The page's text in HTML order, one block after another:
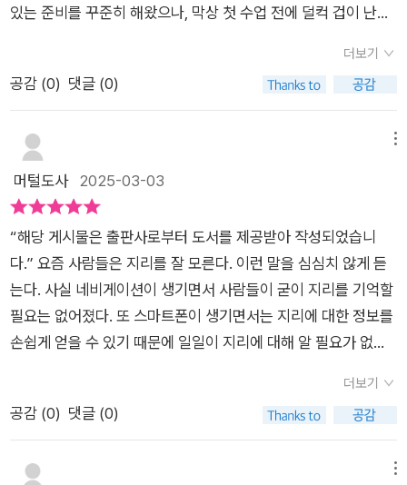
풀어냈다.예를 들어, “지리가 축제 문화를 만들었다”, “집 형태만
아의 공통점과 차이점은?”, “전체 인구의 대부분이 외국국인 나
라가 있다고?”, “경제가 성장하면 사람들은 도시로 몰려든
다?”와 같이 우리의 삶과 밀접한 질문들에 대해 지리는 명확한
답을 제시해준다.무엇보다 이 책은 어려운 이론이나 복잡한 용어
없이 누구나 쉽게 이해할 수 있도록 설명한다. 학생뿐만 아니라,
지리에 관심이 있는 누구라도 재미있게 읽을 수 있는 친절한 안내
다. 이 책을 읽고 나면, 주변을 바라보는 눈이 달라질 것이다.ㅡ'글
담출판사'를 통해 도서 협찬을 받아서 주관적으로 작성한 리뷰입
니다.​[작성자]인스타 #하놀 @hagonolza블로그 https://blog.
naver.com/hagonolza84방탄소년단은 수도 리야드 현지 스타
디움에서 공연한 최초의 해외 가수라는 기록을 세웠습니다. 세계
화의 상징이기도 한 방탄소년단이 공연했다는 사실은 그동안 이
슬람권을 제외한 국가에 대해서는 상당히 폐쇄적인 모습을 보인
준 사건이기도 합니다.- P66
뉴질랜드의 문화 공존 사례를 통해 다문화주의를 배우고, 한국
의 지방 소멸 현상을 통해 인구 문제의 심각성을 깨닫게 한다. '우
리나라 촌락 지역의 급격한 인구 감소와 저출생은 '지방 소멸'이
의 인구가 감소해 사회 기반 시설과 생활 서비스 공급 부족, 생활
의 어려움 등으로 공동체가 제대로 기능하기 어려운 상태를 말합
니다.' 이처럼 책은 지리적 현상이 단순한 자연 환경의 문제가 아
닌 사회, 문화, 정치, 경제와 얽혀 있음을 명확히 보여준다. 갯벌
의 가치 변화에 대한 내용은 지리적 인식의 변화를 잘 보여준다.
'우리나라는 1960년대 이후 본격적으로 산업화를 추진하면서 많
은 갯벌을 간척해 농경지, 주택지, 공업 용지로 활용했습니다. 간
척지를 조성하면 국토의 면적을 확장하고 많은 경제적 이익도 기
대할 수 있지만, 기존 해안 생태계가 변화하고 갯벌의 정화 기능
대에 따라 변화하는 지리적 가치관을 통해 환경 보전의 중요성을
이해하게 한다. 분쟁과 재난 불평등에 관한 설명은 지리가 단순
한 자연과학이 아닌 사회과학의 영역까지 확장됨을 보여준다. '재
난은 선진국에 사는 이들보다 후진국에 사는 이들에게, 같은 나라
있는 준비를 꾸준히 해왔으나, 막상 첫 수업 전에 덜컥 겁이 난
목이기에... 게다가 아이들에겐 수능 과목이기에 부담이 이만저만
이 아니다. 난 언제 지리를 좋아하기 시작했나 생각해 보았다. 새
던 모양인지 난 대학에 가면 야외에서 수업을 하는 풍경이 그렇게
부러웠다. 뚱딴지같은 질문과 그 대답에 친절히 답해주신 담임 선
생님 영향이지 않나 싶다. '대학에 가면 밖에서 수업을 오래 받고
더 많이 밖에서 수업할까요?' '지리교육과 일걸?' '감사합니다. 지
리교육과 지원하겠습니다.' 뭐 이런 싱거운 대화였다. 내 앞에 조
태일 님의 '국토'라는 시집이 정면에 꽂혀있다. '발바닥이 다 닳아
새살이 돋도록 우리는 우리의 땅을 밟을 수밖에 없는 일이다.' ~
로 시작해서 '버려진 땅에 돋아난 풀잎 하나에서부터 조용히 발버
둥 치는 돌멩이 하나에까지 이름도 없이 빈 벌판 빈 하늘에 뿌려
진 저 혼에까지 저 숨결에까지 닿도록 우리는 우리의 삶을 불 지
닳아진 살결과 허연 뼈까지를 통째로 보탤 일이다.' 로 끝나는...
더보기
공감 (0) 댓글 (0)
머털도사2025-03-03
“해당 게시물은 출판사로부터 도서를 제공받아 작성되었습니
다.” 요즘 사람들은 지리를 잘 모른다. 이런 말을 심심치 않게 듣
는다. 사실 네비게이션이 생기면서 사람들이 굳이 지리를 기억할
필요는 없어졌다. 또 스마트폰이 생기면서는 지리에 대한 정보를
손쉽게 얻을 수 있기 때문에 일일이 지리에 대해 알 필요가 없어
것 같다. 이 책은 지리와 그와 연관된 지식을 잘 정리한 책이다.
책 제목처럼 하루에 한 단어씩 공부할 수 있도록 구성되어 있다.
용하여 쉽게 설명하고 있다. 총 10개의 주제로 10장에 걸쳐 총 10
더보기
공감 (0) 댓글 (0)